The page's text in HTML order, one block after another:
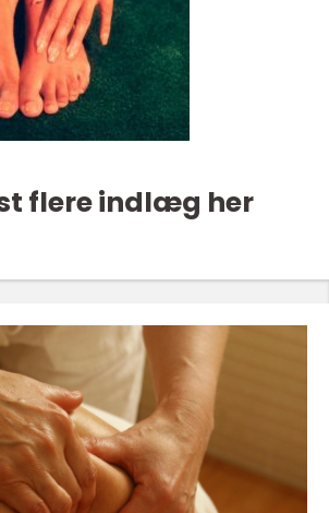
flere indlæg her